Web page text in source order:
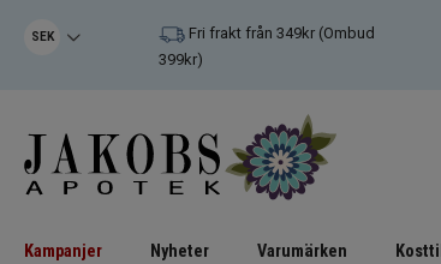
SEK
Fri frakt från 349kr (Ombud
399kr)
Kampanjer Nyheter Varumärken